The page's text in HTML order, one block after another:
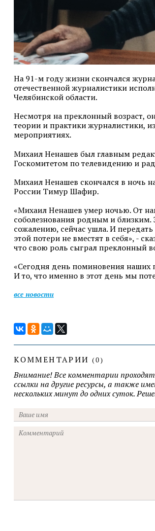
На 91-м году жизни скончался
отечественной журналистики
Челябинской области.
Несмотря на преклонный возраст,
теории и практики журналистики,
мероприятиях.
Михаил Ненашев был главным
Госкомитетом по телевидению и
Михаил Ненашев скончался в ночь
России Тимур Шафир.
«Михаил Ненашев умер ночью. От
соболезнования родным и близким.
сожалению, сейчас ушла. И
этой потери не вместят в себя», -
что свою роль сыграл преклонный
«Сегодня день поминовения наших
И то, что именно в этот день мы
все новости
КОММЕНТАРИИ (0)
Внимание! Все комментарии
ссылки на другие ресурсы, а также
нескольких минут до одних суток.